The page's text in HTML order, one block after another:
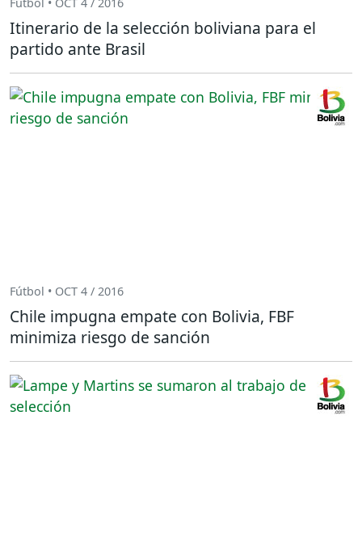
Itinerario de la selección boliviana para el
partido ante Brasil
Fútbol • OCT 4 / 2016
Chile impugna empate con Bolivia, FBF
minimiza riesgo de sanción